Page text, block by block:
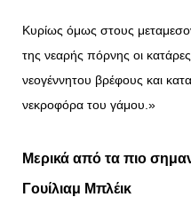
Κυρίως όμως στους
της νεαρής πόρνης οι
νεογέννητου βρέφους και
νεκροφόρα του γάμου.»
Μερικά από τα πιο
Γουίλιαμ Μπλέικ